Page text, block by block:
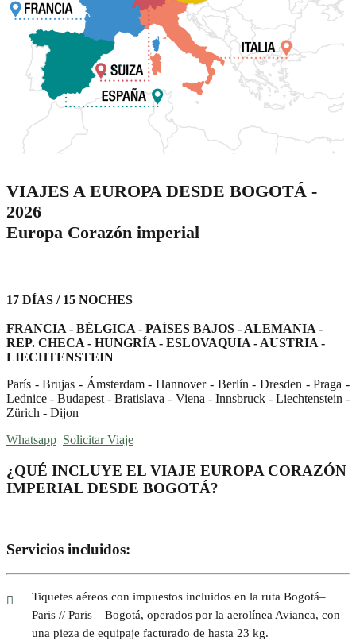
VIAJES A EUROPA DESDE BOGOTÁ -
2026
Europa Corazón imperial
17 DÍAS / 15 NOCHES
FRANCIA - BÉLGICA - PAÍSES BAJOS - ALEMANIA -
REP. CHECA - HUNGRÍA - ESLOVAQUIA - AUSTRIA -
LIECHTENSTEIN
París - Brujas - Ámsterdam - Hannover - Berlín - Dresden - Praga -
Lednice - Budapest - Bratislava - Viena - Innsbruck - Liechtenstein -
Zürich - Dijon
Whatsapp Solicitar Viaje
¿QUÉ INCLUYE EL VIAJE EUROPA CORAZÓN
IMPERIAL DESDE BOGOTÁ?
Servicios incluidos:
Tiquetes aéreos con impuestos incluidos en la ruta Bogotá–
Paris // Paris – Bogotá, operados por la aerolínea Avianca, con
una pieza de equipaje facturado de hasta 23 kg.